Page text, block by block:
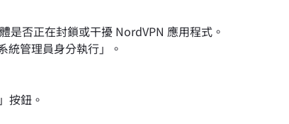
是否正在封鎖或干擾 NordVPN 應用程式。
統管理員身分執行」。
按鈕。